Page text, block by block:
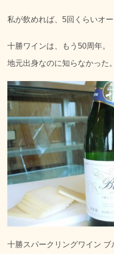
私が飲めれば、5回くらいオー
十勝ワインは、もう50周年。
地元出身なのに知らなかった。
十勝スパークリングワイン